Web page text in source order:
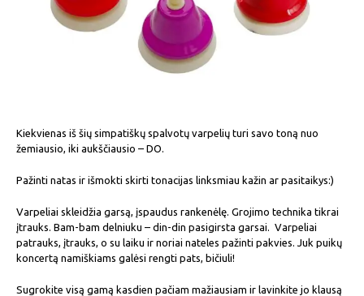
Kiekvienas iš šių simpatiškų spalvotų varpelių turi savo toną nuo
žemiausio, iki aukščiausio – DO.
Pažinti natas ir išmokti skirti tonacijas linksmiau kažin ar pasitaikys:)
Varpeliai skleidžia garsą, įspaudus rankenėlę. Grojimo technika tikrai
įtrauks. Bam-bam delniuku – din-din pasigirsta garsai. Varpeliai
patrauks, įtrauks, o su laiku ir noriai nateles pažinti pakvies. Juk puikų
koncertą namiškiams galėsi rengti pats, bičiuli!
Sugrokite visą gamą kasdien pačiam mažiausiam ir lavinkite jo klausą